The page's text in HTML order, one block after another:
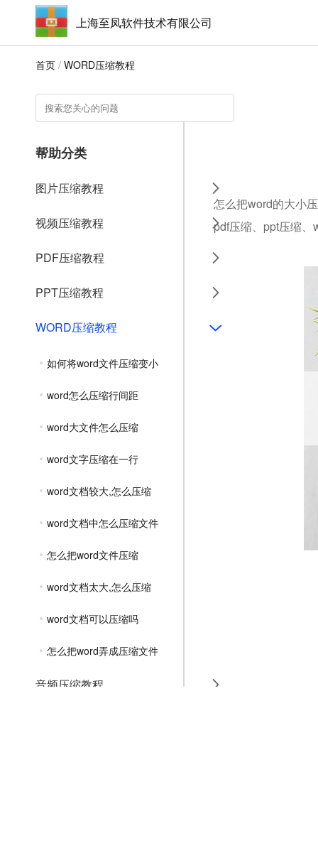
上海至凤软件技术有限公司
首页 / WORD压缩教程
帮助分类
图片压缩教程
视频压缩教程
PDF压缩教程
PPT压缩教程
WORD压缩教程
如何将word文件压缩变小
word怎么压缩行间距
word大文件怎么压缩
word文字压缩在一行
word文档较大,怎么压缩
word文档中怎么压缩文件
怎么把word文件压缩
word文档太大,怎么压缩
word文档可以压缩吗
怎么把word弄成压缩文件
音频压缩教程
怎么把word的大小
pdf压缩、ppt压缩